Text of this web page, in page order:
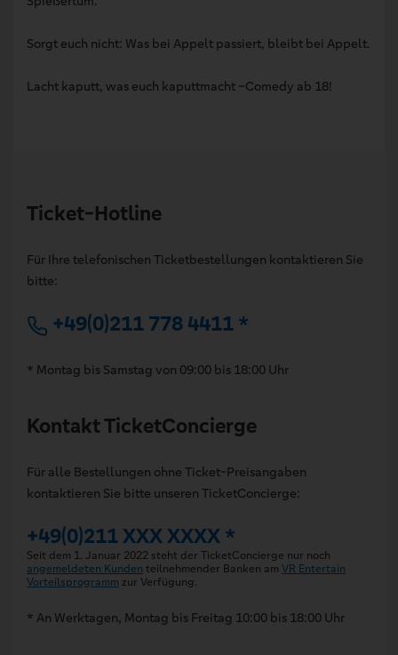
Sorgt euch nicht: Was bei Appelt passiert, bleibt bei Appelt.
Lacht kaputt, was euch kaputtmacht –Comedy ab 18!
Ticket-Hotline
Für Ihre telefonischen Ticketbestellungen kontaktieren Sie
bitte:
+49(0)211 778 4411 *
* Montag bis Samstag von 09:00 bis 18:00 Uhr
Kontakt TicketConcierge
Für alle Bestellungen ohne Ticket-Preisangaben
kontaktieren Sie bitte unseren TicketConcierge:
+49(0)211 XXX XXXX *
Seit dem 1. Januar 2022 steht der TicketConcierge nur noch
angemeldeten Kunden teilnehmender Banken am VR Entertain
Vorteilsprogramm zur Verfügung.
* An Werktagen, Montag bis Freitag 10:00 bis 18:00 Uhr